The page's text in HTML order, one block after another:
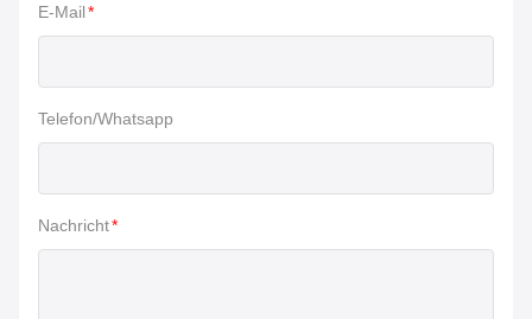
E-Mail*
Telefon/Whatsapp
Nachricht*